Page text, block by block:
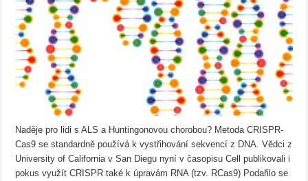
Naděje pro lidi s ALS a Huntingonovou chorobou? Metoda CRISPR-
Cas9 se standardně používá k vystřihování sekvencí z DNA. Vědci z
University of California v San Diegu nyní v časopisu Cell publikovali i
pokus využít CRISPR také k úpravám RNA (tzv. RCas9) Podařilo se